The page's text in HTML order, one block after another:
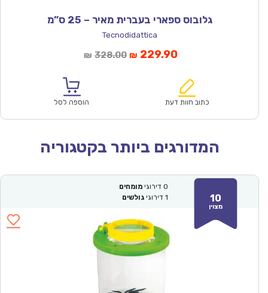
גלובוס ספארי בעברית מאיר – 25 ס”מ
Tecnodidattica
₪ 328.00המחיר
₪328.00.
₪ 229.90המחיר
הוא:
כתוב חוות דעת הוספה לסל
המדורגים ביותר בקטגוריה
10
מצוין
0 דירוגי מומחים
1 דירוגי גולשים